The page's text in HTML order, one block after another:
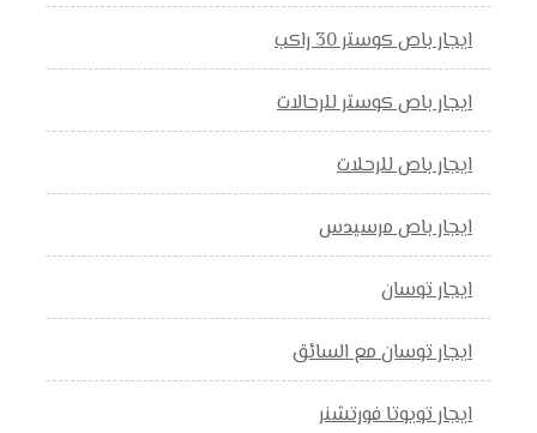
ايجار باص كوستر 30 راكب
ايجار باص كوستر للرحالات
ايجار باص للرحلات
ايجار باص مرسيدس
ايجار توسان
ايجار توسان مع السائق
ايجار تويوتا فورتشنر